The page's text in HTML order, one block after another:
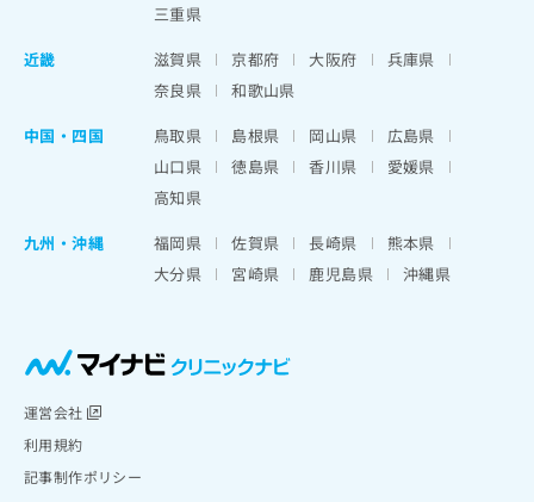
三重県
近畿
滋賀県 京都府 大阪府
兵庫県
奈良県
和歌山県
中国・四国
鳥取県 島根県 岡山県
広島県
山口県
徳島県 香川県
愛媛県
高知県
九州・沖縄
福岡県 佐賀県 長崎県
熊本県
大分県
宮崎県 鹿児島県 沖縄県
運営会社
利用規約
記事制作ポリシー